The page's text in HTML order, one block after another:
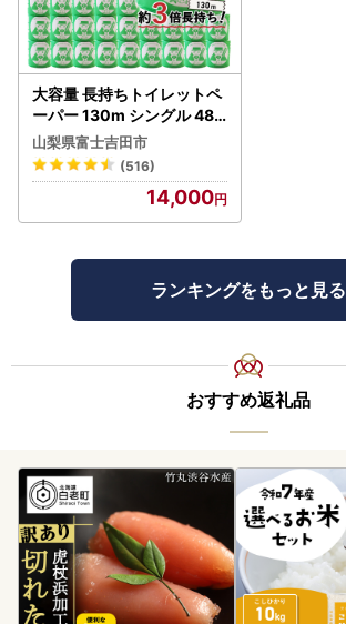
大容量 長持ちトイレットペ
ーパー 130m シングル 48R
芯なし 3倍巻 トイレット
山梨県富士吉田市
(516)
14,000
ランキングをもっと見る
おすすめ返礼品